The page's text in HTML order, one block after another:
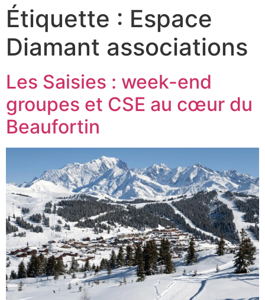
Étiquette : Espace
Diamant associations
Les Saisies : week-end
groupes et CSE au cœur du
Beaufortin